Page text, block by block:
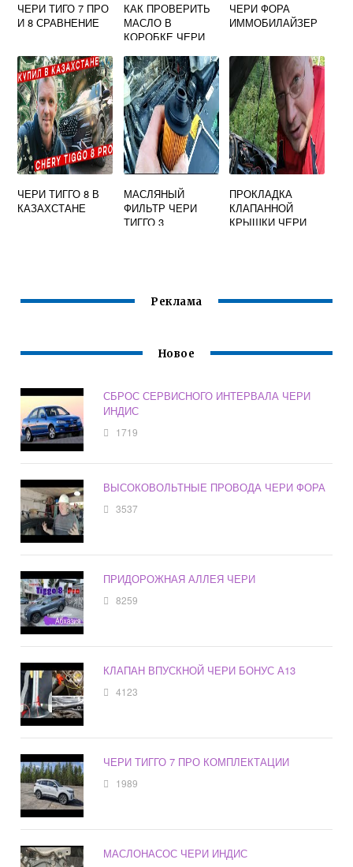
ЧЕРИ ТИГО 7 ПРО
И 8 СРАВНЕНИЕ
КАК ПРОВЕРИТЬ
МАСЛО В
КОРОБКЕ ЧЕРИ
ЧЕРИ ФОРА
ИММОБИЛАЙЗЕР
ЧЕРИ ТИГГО 8 В
КАЗАХСТАНЕ
МАСЛЯНЫЙ
ФИЛЬТР ЧЕРИ
ТИГГО 3
ПРОКЛАДКА
КЛАПАННОЙ
КРЫШКИ ЧЕРИ
Реклама
Новое
СБРОС СЕРВИСНОГО ИНТЕРВАЛА ЧЕРИ
ИНДИС
1719
ВЫСОКОВОЛЬТНЫЕ ПРОВОДА ЧЕРИ ФОРА
3537
ПРИДОРОЖНАЯ АЛЛЕЯ ЧЕРИ
8259
КЛАПАН ВПУСКНОЙ ЧЕРИ БОНУС А13
4123
ЧЕРИ ТИГГО 7 ПРО КОМПЛЕКТАЦИИ
1989
МАСЛОНАСОС ЧЕРИ ИНДИС